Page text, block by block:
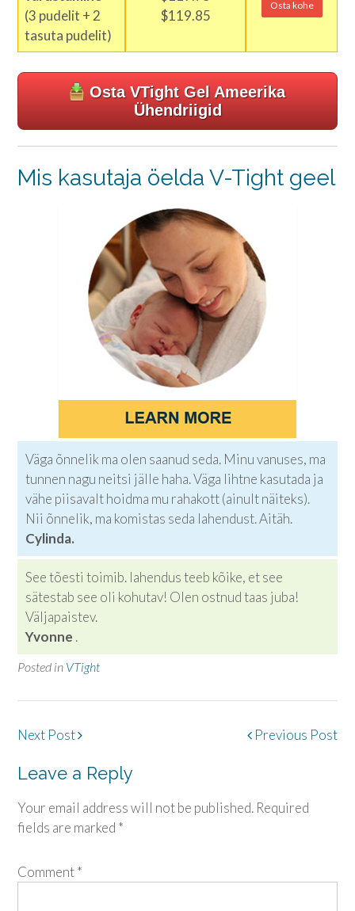
(3 pudelit + 2
tasuta pudelit)
$119.85
Osta kohe
Osta VTight Gel Ameerika
Ühendriigid
Mis kasutaja öelda V-Tight geel
Väga õnnelik ma olen saanud seda. Minu vanuses, ma
tunnen nagu neitsi jälle haha. Väga lihtne kasutada ja
vähe piisavalt hoidma mu rahakott (ainult näiteks).
Nii õnnelik, ma komistas seda lahendust. Aitäh.
Cylinda.
See tõesti toimib. lahendus teeb kõike, et see
sätestab see oli kohutav! Olen ostnud taas juba!
Väljapaistev.
Yvonne .
Posted in VTight
Post
Previous Post
Next Post
Leave a Reply
Your email address will not be published. Required
fields are marked *
Comment*